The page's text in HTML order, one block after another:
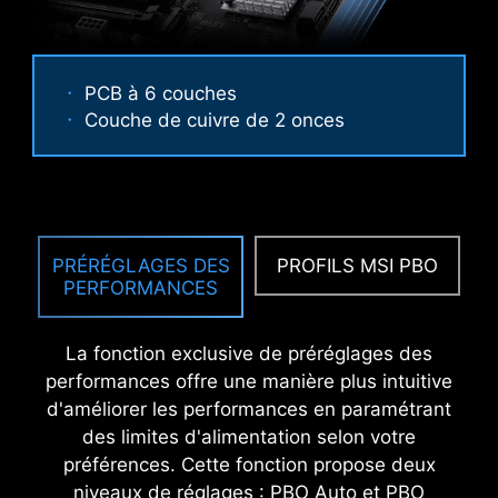
PCB à 6 couches
Couche de cuivre de 2 onces
PRÉRÉGLAGES DES
PERFORMANCES
PROFILS MSI PBO
La fonction exclusive de préréglages des
performances offre une manière plus intuitive
d'améliorer les performances en paramétrant
des limites d'alimentation selon votre
préférences. Cette fonction propose deux
niveaux de réglages : PBO Auto et PBO
12 %
INOXYDABLE ET
ANTICORROSION
matériau spongieux. Il est également protégé
contre l'électricité statique et les ondes
électromagnétiques émises par le système et
ainsi beaucoup plus résistant que les panneaux
E/S standards.